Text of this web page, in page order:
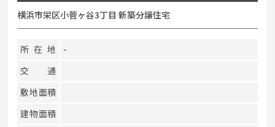
横浜市栄区小菅ヶ谷3丁目 新築分譲住宅
所在地
-
交通
敷地面積
建物面積